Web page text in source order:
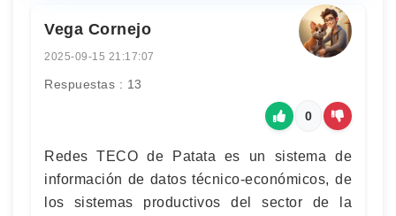
Vega Cornejo
2025-09-15 21:17:07
Respuestas : 13
0
Redes TECO de Patata es un sistema de
información de datos técnico-económicos, de
los sistemas productivos del sector de la